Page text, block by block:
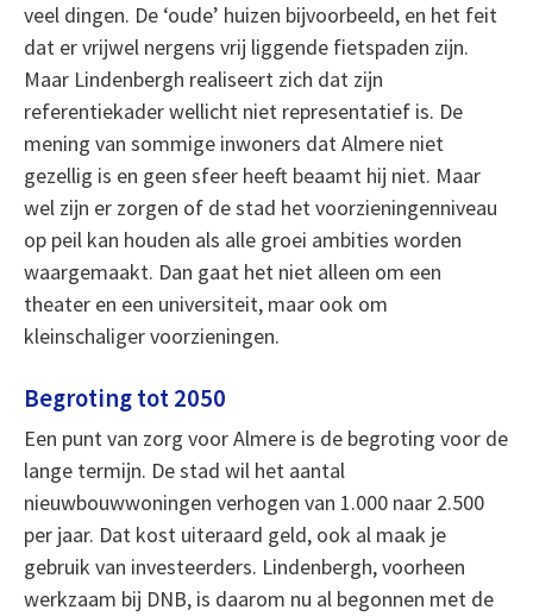
veel dingen. De ‘oude’ huizen bijvoorbeeld, en het feit
dat er vrijwel nergens vrij liggende fietspaden zijn.
Maar Lindenbergh realiseert zich dat zijn
referentiekader wellicht niet representatief is. De
mening van sommige inwoners dat Almere niet
gezellig is en geen sfeer heeft beaamt hij niet. Maar
wel zijn er zorgen of de stad het voorzieningenniveau
op peil kan houden als alle groei ambities worden
waargemaakt. Dan gaat het niet alleen om een
theater en een universiteit, maar ook om
kleinschaliger voorzieningen.
Begroting tot 2050
Een punt van zorg voor Almere is de begroting voor de
lange termijn. De stad wil het aantal
nieuwbouwwoningen verhogen van 1.000 naar 2.500
per jaar. Dat kost uiteraard geld, ook al maak je
gebruik van investeerders. Lindenbergh, voorheen
werkzaam bij DNB, is daarom nu al begonnen met de